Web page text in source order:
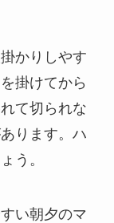
かりしやす
掛けてから
て切られな
ります。ハ
う。
い朝夕のマ